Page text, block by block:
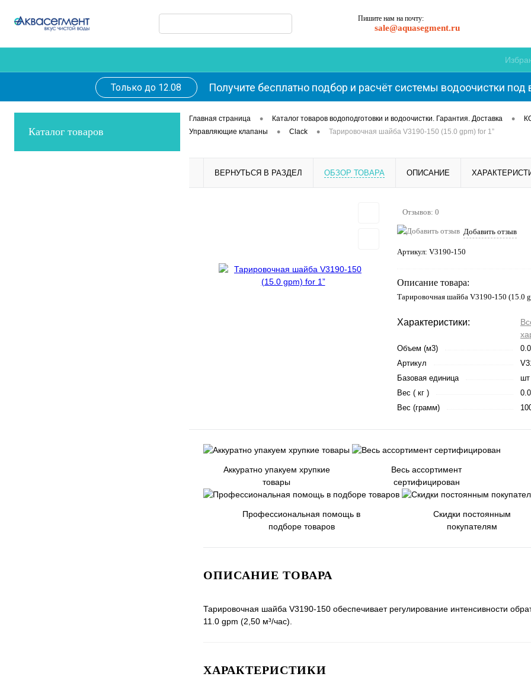
Пишите нам на почту:
sale@aquasegment.ru
Каталог товаров
Главная страница • Каталог товаров водоподготовки и водоочистки. Гарантия. Доставка •
Управляющие клапаны • Clack • Тарировочная шайба V3190-150 (15.0 gpm) for 1”
ВЕРНУТЬСЯ В РАЗДЕЛ ОБЗОР ТОВАРА ОПИСАНИЕ
Отзывов: 0
Добавить отзыв
Артикул: V3190-150
Описание товара:
Тарировочная шайба V3190-150 (15.0
Характеристики:
Объем (м3)
Артикул
Базовая единица
шт
Вес ( кг )
Вес (грамм)
Аккуратно упакуем хрупкие
товары
Весь ассортимент
сертифицирован
Профессиональная помощь в
подборе товаров
Скидки постоянным
покупателям
ОПИСАНИЕ ТОВАРА
Тарировочная шайба V3190-150 обеспечивает регулирование интенсивности
11.0 gpm (2,50 м³/час).
ХАРАКТЕРИСТИКИ
Получите бесплатно подбор и расчёт системы водоочистки под
Только до 12.08